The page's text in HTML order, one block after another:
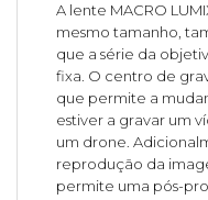
A lente MACRO
mesmo tamanho,
que a série da
fixa. O centro de
que permite a
estiver a gravar um
um drone.
reprodução da
permite uma pós-